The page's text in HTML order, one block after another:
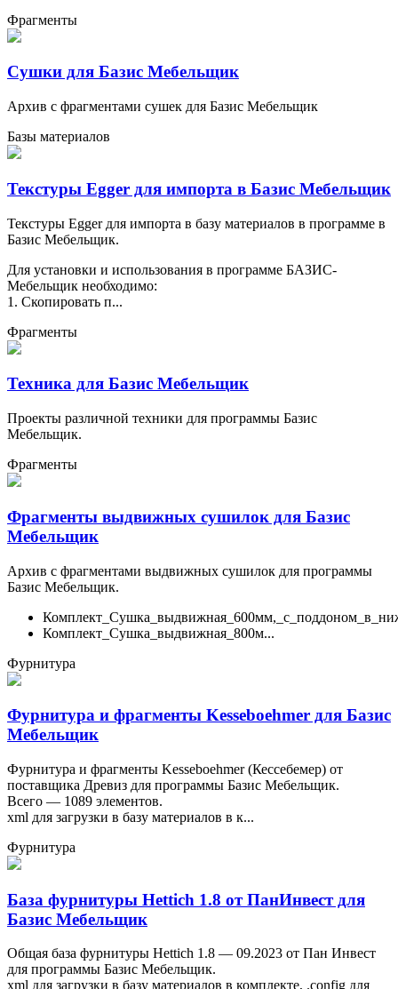
Фрагменты
Сушки для Базис Мебельщик
Архив с фрагментами сушек для Базис Мебельщик
Базы материалов
Текстуры Egger для импорта в Базис Мебельщик
Текстуры Egger для импорта в базу материалов в программе в
Базис Мебельщик.
Для установки и использования в программе БАЗИС-
Мебельщик необходимо:
1. Скопировать п...
Фрагменты
Техника для Базис Мебельщик
Проекты различной техники для программы Базис
Мебельщик.
Фрагменты
Фрагменты выдвижных сушилок для Базис
Мебельщик
Архив с фрагментами выдвижных сушилок для программы
Базис Мебельщик.
Комплект_Сушка_выдвижная_800м...
Фурнитура
Фурнитура и фрагменты Kesseboehmer для Базис
Мебельщик
Фурнитура и фрагменты Kesseboehmer (Кессебемер) от
поставщика Древиз для программы Базис Мебельщик.
Всего — 1089 элементов.
xml для загрузки в базу материалов в к...
Фурнитура
База фурнитуры Hettich 1.8 от ПанИнвест для
Базис Мебельщик
Общая база фурнитуры Hettich 1.8 — 09.2023 от Пан Инвест
для программы Базис Мебельщик.
xml для загрузки в базу материалов в комплекте, .config для